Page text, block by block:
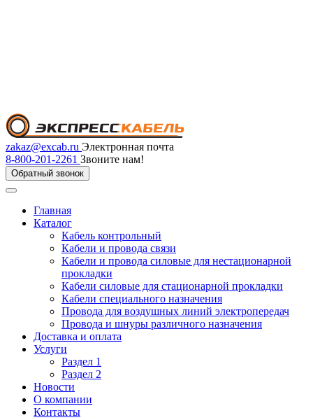
zakaz@excab.ru Электронная почта
8-800-201-2261 Звоните нам!
Обратный звонок
Главная
Каталог
Кабель контрольный
Кабели и провода связи
Кабели и провода силовые для нестационарной
прокладки
Кабели силовые для стационарной прокладки
Кабели специального назначения
Провода для воздушных линий электропередач
Провода и шнуры различного назначения
Доставка и оплата
Услуги
Раздел 1
Раздел 2
Новости
О компании
Контакты